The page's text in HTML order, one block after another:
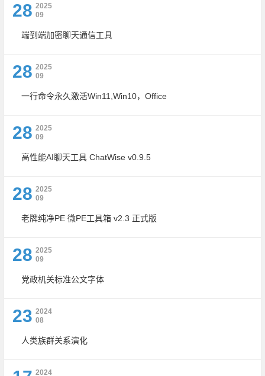
28 2025
09
端到端加密聊天通信工具
28 2025
09
一行命令永久激活Win11,Win10，Office
28 2025
09
高性能AI聊天工具 ChatWise v0.9.5
28 2025
09
老牌纯净PE 微PE工具箱 v2.3 正式版
28 2025
09
党政机关标准公文字体
23 2024
08
人类族群关系演化
2024